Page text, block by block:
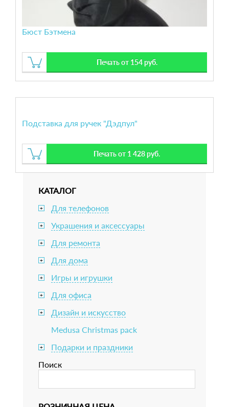
Бюст Бэтмена
Печать от 154 руб.
Подставка для ручек "Дэдпул"
Печать от 1 428 руб.
КАТАЛОГ
+ Для телефонов
+ Украшения и аксессуары
+ Для ремонта
+ Для дома
+ Игры и игрушки
+ Для офиса
+
Дизайн и искусство
Medusa Christmas pack
+
Подарки и праздники
Поиск